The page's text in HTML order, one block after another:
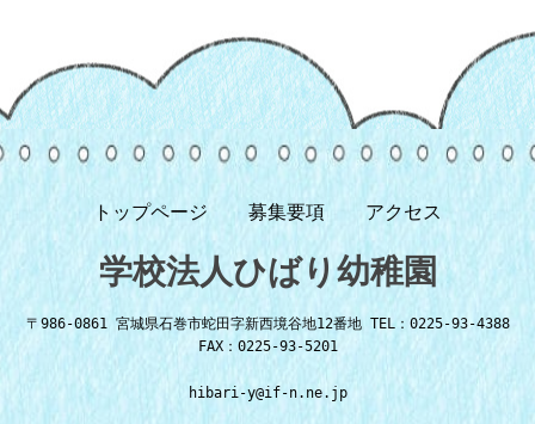
トップページ 募集要項 アクセス
学校法人ひばり幼稚園
〒986-0861 宮城県石巻市蛇田字新西境谷地12番地 TEL：0225-93-4388
FAX：0225-93-5201
hibari-y@if-n.ne.jp